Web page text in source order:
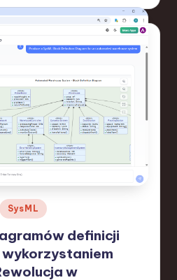
SysML
definicji
wykorzystaniem
w